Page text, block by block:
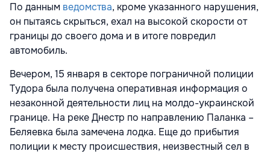
По данным ведомства, кроме указанного нарушения,
он пытаясь скрыться, ехал на высокой скорости от
границы до своего дома и в итоге повредил
автомобиль.
Вечером, 15 января в секторе пограничной полиции
Тудора была получена оперативная информация о
незаконной деятельности лиц на молдо-украинской
границе. На реке Днестр по направлению Паланка –
Беляевка была замечена лодка. Еще до прибытия
полиции к месту происшествия, неизвестный сел в